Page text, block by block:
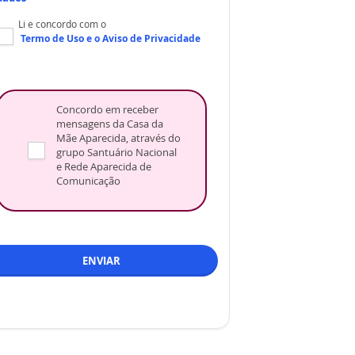
Li e concordo com o
Termo de Usoe oAviso de Privacidade
Concordo em receber
mensagens da Casa da
Mãe Aparecida, através do
grupo Santuário Nacional
e Rede Aparecida de
Comunicação
ENVIAR